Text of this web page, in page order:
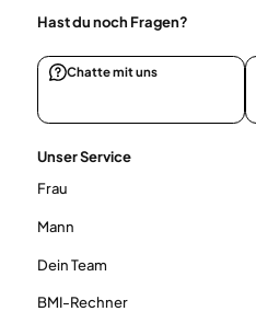
Hast du noch Fragen?
Chatte mit uns
Unser Service
Frau
Mann
Dein Team
BMI-Rechner